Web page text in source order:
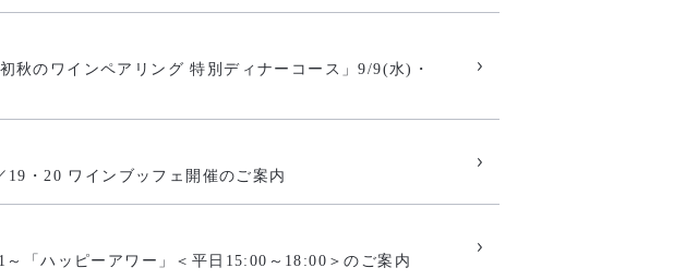
秋のワインペアリング 特別ディナーコース」9/9(水)・
19・20 ワインブッフェ開催のご案内
～「ハッピーアワー」＜平日15:00～18:00＞のご案内